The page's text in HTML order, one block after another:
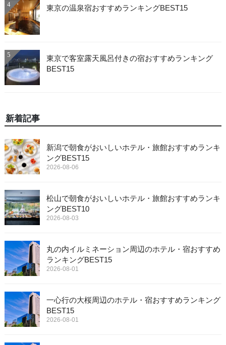
4 東京の温泉宿おすすめランキングBEST15
5
東京で客室露天風呂付きの宿おすすめランキング
BEST15
新着記事
新潟で朝食がおいしいホテル・旅館おすすめランキ
ングBEST15
2026-08-06
松山で朝食がおいしいホテル・旅館おすすめランキ
ングBEST10
2026-08-03
丸の内イルミネーション周辺のホテル・宿おすすめ
ランキングBEST15
2026-08-01
一心行の大桜周辺のホテル・宿おすすめランキング
BEST15
2026-08-01